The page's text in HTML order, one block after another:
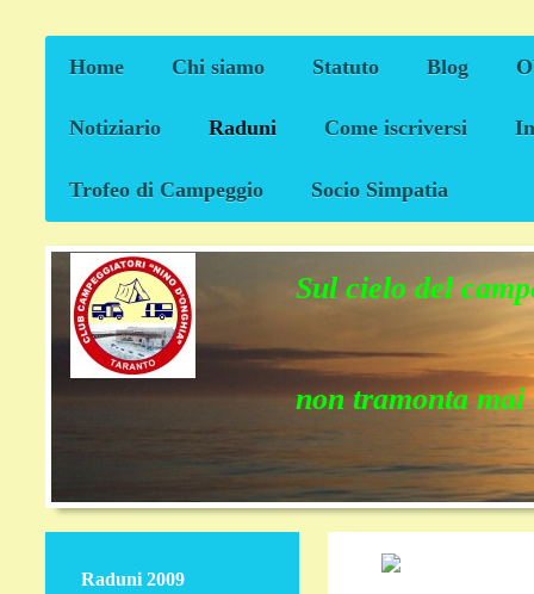
Home Chi siamo Statuto Blog
Notiziario Raduni Come iscriversi
Trofeo di Campeggio Socio Simpatia
Sul cielo del
non tramonta
Raduni 2009